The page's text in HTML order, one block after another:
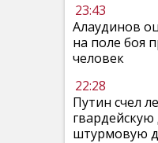
23:43
Алаудинов
на поле боя
человек
22:28
Путин счел
гвардейскую
штурмовую